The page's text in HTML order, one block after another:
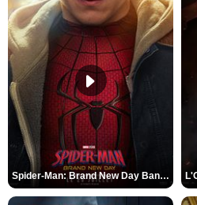
Spider-Man: Brand New Day Bande-annonce VO STFR